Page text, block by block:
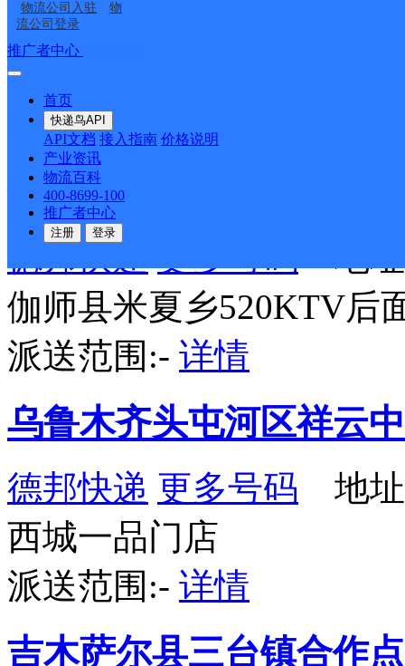
物流公司入驻
物
流公司登录
推广者中心
首页
快递鸟API
API文档 接入指南 价格说明
产业资讯
物流百科
400-8699-100
推广者中心
注册 登录
克自治州霍尔果斯市兵
面101室
派送范围:-详情
伽师县米夏乡合作点
德邦快递 更多号码地址
伽师县米夏乡520KTV后
派送范围:- 详情
乌鲁木齐头屯河区祥云
德邦快递 更多号码 地址
西城一品门店
派送范围:- 详情
吉木萨尔县三台镇合作